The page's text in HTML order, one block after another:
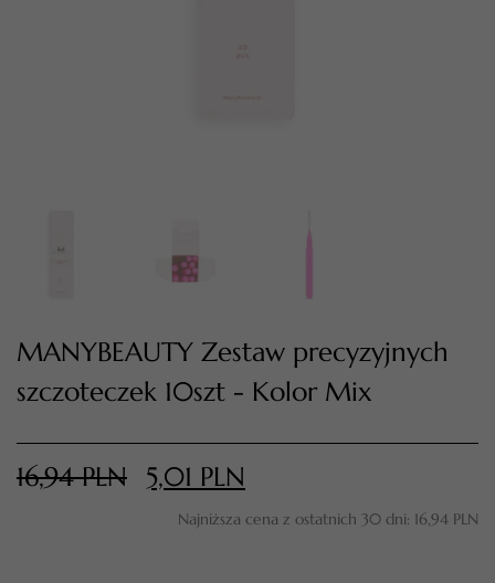
TWÓJ KOSZYK (0)
PRZEJDŹ DO KOSZYKA
MANYBEAUTY Zestaw precyzyjnych
szczoteczek 10szt - Kolor Mix
16,94PLN 5,01 PLN
Najniższa cena z ostatnich 30 dni: 16,94 PLN